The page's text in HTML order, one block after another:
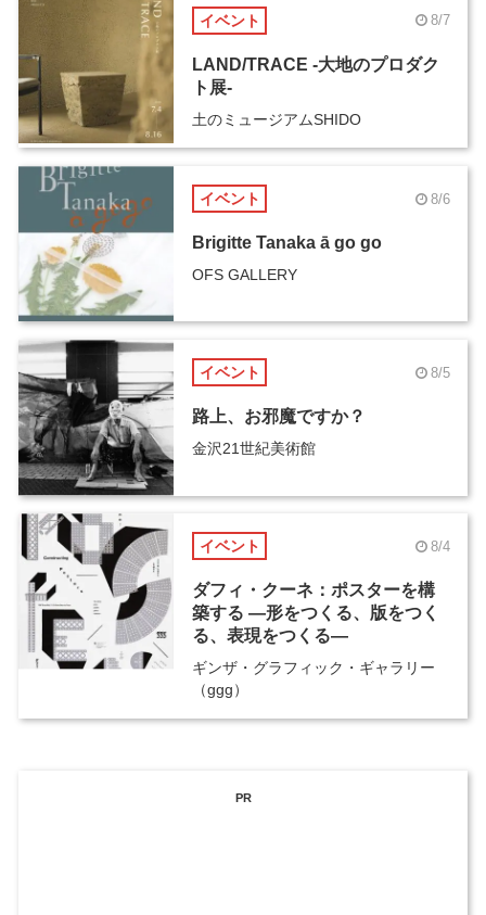
イベント 8/7
LAND/TRACE -大地のプロダク
ト展-
土のミュージアムSHIDO
イベント 8/6
Brigitte Tanaka ā go go
OFS GALLERY
イベント 8/5
路上、お邪魔ですか？
金沢21世紀美術館
イベント 8/4
ダフィ・クーネ：ポスターを構
築する ―形をつくる、版をつく
る、表現をつくる―
ギンザ・グラフィック・ギャラリー
（ggg）
PR